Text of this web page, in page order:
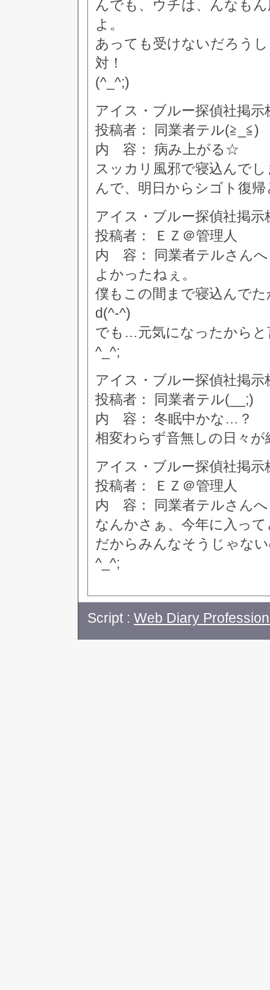
んでも、ウチは、んなも
よ。
あっても受けないだろう
対！
(^_^;)
アイス・ブルー探偵社掲
投稿者： 同業者テル(≧_≦)
内 容： 病み上がる☆
スッカリ風邪で寝込んで
んで、明日からシゴト復
アイス・ブルー探偵社掲
投稿者： ＥＺ＠管理人
内 容： 同業者テルさんへ
よかったねぇ。
僕もこの間まで寝込んで
d(^-^)
でも…元気になったから
^_^;
アイス・ブルー探偵社掲
投稿者： 同業者テル(__;)
内 容： 冬眠中かな…？
相変わらず音無しの日々
アイス・ブルー探偵社掲
投稿者： ＥＺ＠管理人
内 容： 同業者テルさんへ
なんかさぁ、今年に入っ
だからみんなそうじゃな
^_^;
Script : Web Diary